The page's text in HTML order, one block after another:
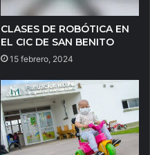
CLASES DE ROBÓTICA EN
EL CIC DE SAN BENITO
15 febrero, 2024